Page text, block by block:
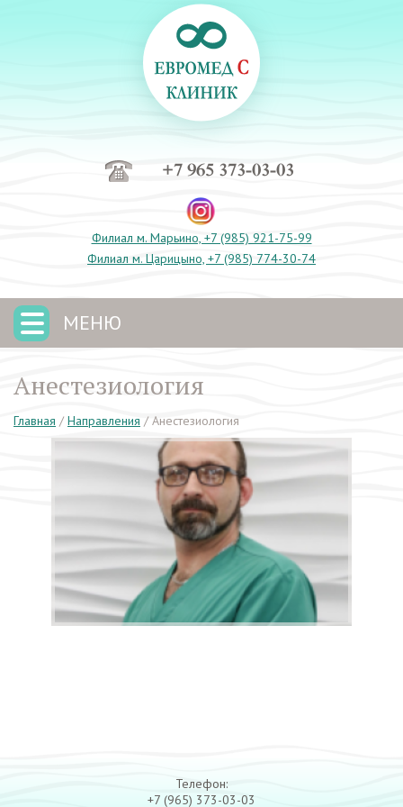
+7 965 373-03-03
Филиал м. Марьино, +7 (985) 921-75-99
Филиал м. Царицыно, +7 (985) 774-30-74
МЕНЮ
Анестезиология
Главная / Направления /Анестезиология
Телефон:
+7 (965) 373-03-03